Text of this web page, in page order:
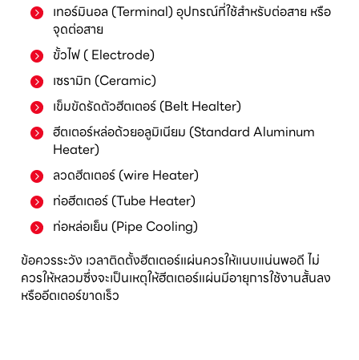
เทอร์มินอล (Terminal) อุปกรณ์ที่ใช้สำหรับต่อสาย หรือ
จุดต่อสาย
ขั้วไฟ ( Electrode)
เซรามิก (Ceramic)
เข็มขัดรัดตัวฮีตเตอร์ (Belt Healter)
ฮีตเตอร์หล่อด้วยอลูมิเนียม (Standard Aluminum
Heater)
ลวดฮีตเตอร์ (wire Heater)
ท่อฮีตเตอร์ (Tube Heater)
ท่อหล่อเย็น (Pipe Cooling)
ข้อควรระวัง เวลาติดตั้งฮีตเตอร์แผ่นควรให้แนบแน่นพอดี ไม่
ควรให้หลวมซึ่งจะเป็นเหตุให้ฮีตเตอร์แผ่นมีอายุการใช้งานสั้นลง
หรืออีตเตอร์ขาดเร็ว